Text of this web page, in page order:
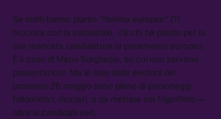
Se molti hanno pianto “l’anima europea” (?)
bruciata con la cattedrale, c’è chi ha pianto per la
sua mancata candidatura al parlamento europeo.
È il caso di Mario Borghezio, su cui non servono
presentazioni. Ma le liste delle elezioni del
prossimo 26 maggio sono piene di personaggi
folkloristici, riciclati, o da mettere nel frigorifero —
oltre ai candidati veri.